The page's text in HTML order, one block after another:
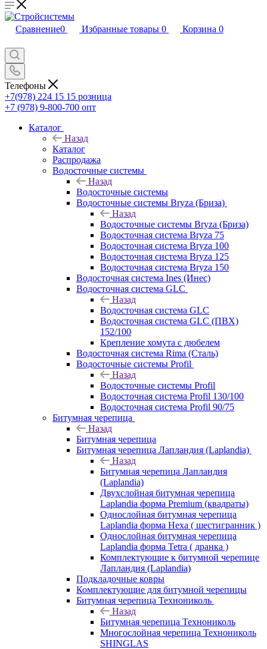
Сравнение0 Избранные товары 0 Корзина 0
Телефоны
+7(978) 224 15 15 розница
+7 (978) 9-800-700 опт
Каталог
Назад
Каталог
Распродажа
Водосточные системы
Назад
Водосточные системы
Водосточные системы Bryza (Бриза)
Назад
Водосточные системы Bryza (Бриза)
Водосточная система Bryza 75
Водосточная система Bryza 100
Водосточная система Bryza 125
Водосточная система Bryza 150
Водосточная система Ines (Инес)
Водосточная система GLC
Назад
Водосточная система GLC
Водосточная система GLC (ПВХ)
152/100
Крепление хомута с дюбелем
Водосточная система Rima (Сталь)
Водосточные системы Profil
Назад
Водосточные системы Profil
Водосточная система Profil 130/100
Водосточная система Profil 90/75
Битумная черепица
Назад
Битумная черепица
Битумная черепица Лапландия (Laplandia)
Назад
Битумная черепица Лапландия
(Laplandia)
Двухслойная битумная черепица
Laplandia форма Premium (квадраты)
Однослойная битумная черепица
Laplandia форма Hexa ( шестигранник )
Однослойная битумная черепица
Laplandia форма Tetra ( дранка )
Комплектующие к битумной черепице
Лапландия (Laplandia)
Подкладочные ковры
Комплектующие для битумной черепицы
Битумная черепица Технониколь
Назад
Битумная черепица Технониколь
Многослойная черепица Технониколь
SHINGLAS